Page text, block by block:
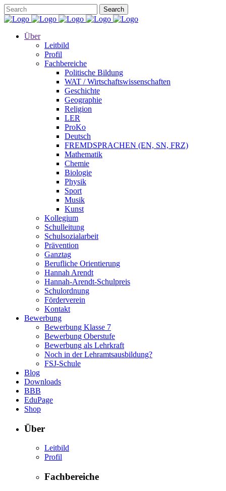
Über
Leitbild
Profil
Fachbereiche
Politische Bildung
WAT / Wirtschaftswissenschaften
Geschichte
Geographie
Religion
LER
ProKo
Deutsch
FREMDSPRACHEN (EN, SN, FRZ)
Mathematik
Chemie
Biologie
Physik
Sport
Musik
Kunst
Kollegium
Schulleitung
Schulsozialarbeit
Prävention
Ganztag
Berufliche Orientierung
Hannah Arendt
Hannah-Arendt-Schulpreis
Schulordnung
Förderverein
Kontakt
Bewerbung
Bewerbung Klasse 7
Bewerbung Oberstufe
Bewerbung als Lehrkraft
Noch in der Lehramtsausbildung?
FSJ-Schule
Blog
Downloads
BBB
EduPage
Shop
Über
Leitbild
Profil
Fachbereiche